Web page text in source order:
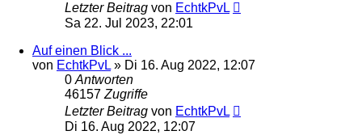
Letzter Beitrag von EchtkPvL
Sa 22. Jul 2023, 22:01
Auf einen Blick ...
von EchtkPvL » Di 16. Aug 2022, 12:07
0 Antworten
46157 Zugriffe
Letzter Beitrag von EchtkPvL
Di 16. Aug 2022, 12:07